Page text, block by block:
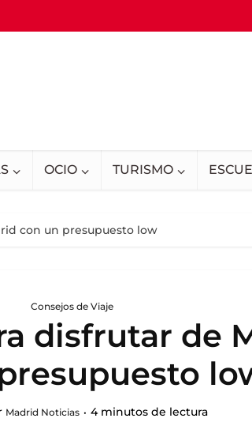
OCIO TURISMO
con un presupuesto low
Consejos de Viaje
disfrutar de
Madrid Noticias 4 minutos de lectura